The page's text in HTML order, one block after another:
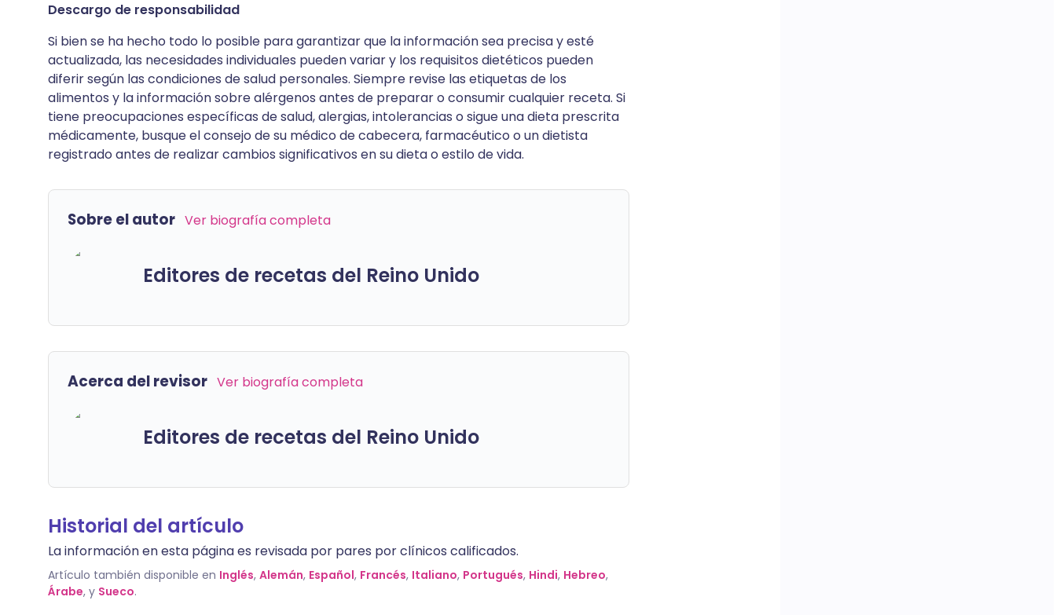
Descargo de responsabilidad
Si bien se ha hecho todo lo posible para garantizar que la información sea precisa y esté
actualizada, las necesidades individuales pueden variar y los requisitos dietéticos pueden
diferir según las condiciones de salud personales. Siempre revise las etiquetas de los
alimentos y la información sobre alérgenos antes de preparar o consumir cualquier receta. Si
tiene preocupaciones específicas de salud, alergias, intolerancias o sigue una dieta prescrita
médicamente, busque el consejo de su médico de cabecera, farmacéutico o un dietista
registrado antes de realizar cambios significativos en su dieta o estilo de vida.
Sobre el autor Ver biografía completa
Editores de recetas del Reino Unido
Acerca del revisor Ver biografía completa
Editores de recetas del Reino Unido
Historial del artículo
La información en esta página es revisada por pares por clínicos calificados.
Artículo también disponible en Inglés, Alemán, Español, Francés, Italiano, Portugués, Hindi, Hebreo,
Árabe, y Sueco.